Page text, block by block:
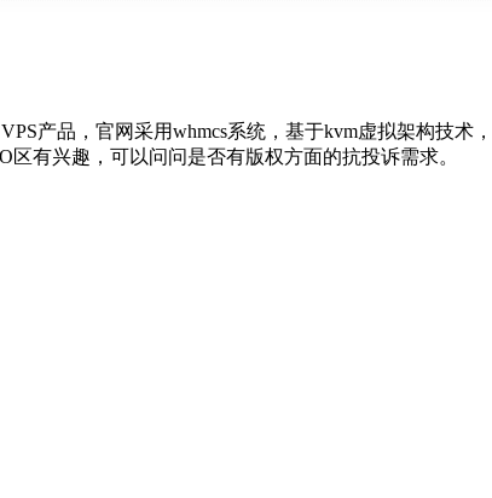
产品，官网采用whmcs系统，基于kvm虚拟架构技
有兴趣，可以问问是否有版权方面的抗投诉需求。